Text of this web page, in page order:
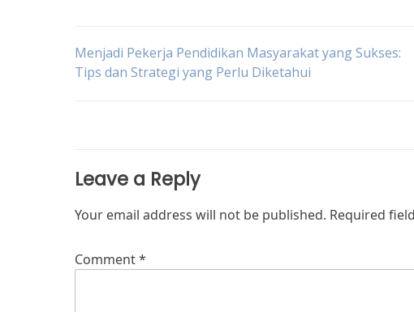
Post
Menjadi Pekerja Pendidikan Masyarakat yang Sukses:
Tips dan Strategi yang Perlu Diketahui
Leave a Reply
Your email address will not be published. Required
Comment*